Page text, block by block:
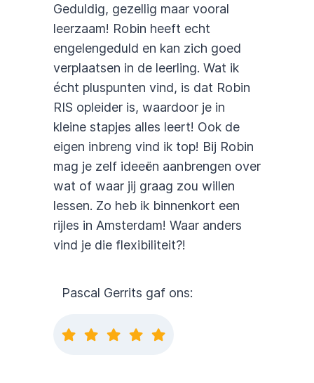
Geduldig, gezellig maar vooral
leerzaam! Robin heeft echt
engelengeduld en kan zich goed
verplaatsen in de leerling. Wat ik
écht pluspunten vind, is dat Robin
RIS opleider is, waardoor je in
kleine stapjes alles leert! Ook de
eigen inbreng vind ik top! Bij Robin
mag je zelf ideeën aanbrengen over
wat of waar jij graag zou willen
lessen. Zo heb ik binnenkort een
rijles in Amsterdam! Waar anders
vind je die flexibiliteit?!
Pascal Gerrits gaf ons: